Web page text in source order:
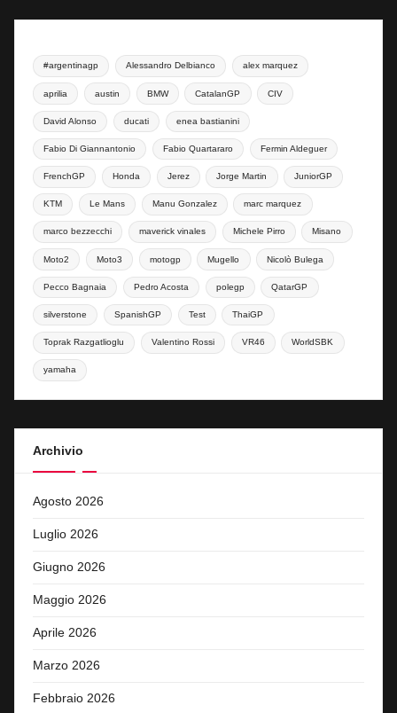
#argentinagp Alessandro Delbianco alex marquez
aprilia austin BMW CatalanGP CIV
David Alonso ducati enea bastianini
Fabio Di Giannantonio Fabio Quartararo Fermin Aldeguer
FrenchGP Honda Jerez Jorge Martin JuniorGP
KTM Le Mans Manu Gonzalez marc marquez
marco bezzecchi maverick vinales Michele Pirro Misano
Moto2 Moto3 motogp Mugello Nicolò Bulega
Pecco Bagnaia Pedro Acosta polegp QatarGP
silverstone SpanishGP Test ThaiGP
Toprak Razgatlioglu Valentino Rossi VR46 WorldSBK
yamaha
Archivio
Agosto 2026
Luglio 2026
Giugno 2026
Maggio 2026
Aprile 2026
Marzo 2026
Febbraio 2026